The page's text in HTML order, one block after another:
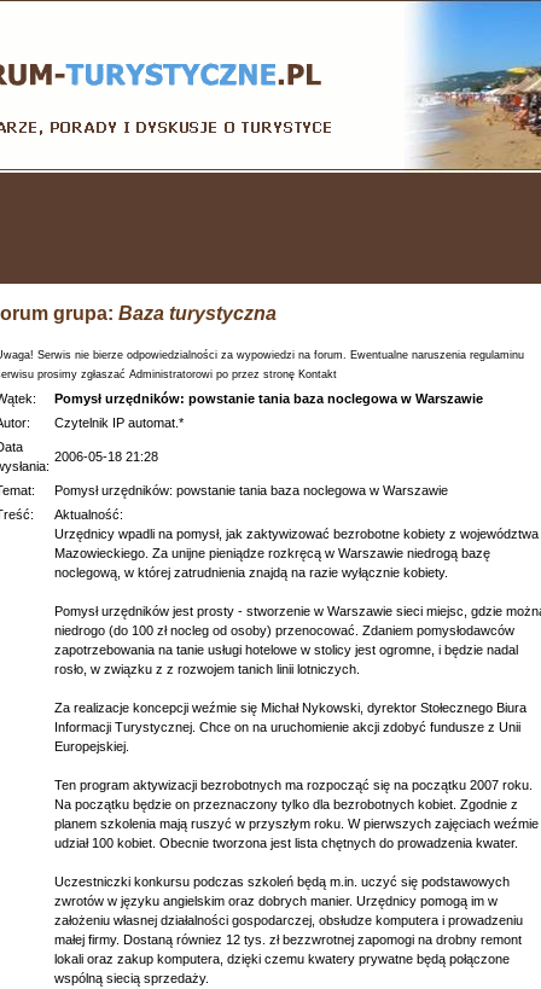
grupa: Baza turystyczna
Serwis nie bierze odpowiedzialności za wypowiedzi na forum. Ewentualne naruszenia regulaminu
prosimy zgłaszać Administratorowi po przez stronę Kontakt
Pomysł urzędników: powstanie tania baza noclegowa w Warszawie
Czytelnik IP automat.*
2006-05-18 21:28
Pomysł urzędników: powstanie tania baza noclegowa w Warszawie
Aktualność:
Urzędnicy wpadli na pomysł, jak zaktywizować bezrobotne kobiety z województwa
Mazowieckiego. Za unijne pieniądze rozkręcą w Warszawie niedrogą bazę
noclegową, w której zatrudnienia znajdą na razie wyłącznie kobiety.
Pomysł urzędników jest prosty - stworzenie w Warszawie sieci miejsc, gdzie
niedrogo (do 100 zł nocleg od osoby) przenocować. Zdaniem pomysłodawców
zapotrzebowania na tanie usługi hotelowe w stolicy jest ogromne, i będzie nadal
rosło, w związku z z rozwojem tanich linii lotniczych.
Za realizacje koncepcji weźmie się Michał Nykowski, dyrektor Stołecznego Biura
Informacji Turystycznej. Chce on na uruchomienie akcji zdobyć fundusze z Unii
Europejskiej.
Ten program aktywizacji bezrobotnych ma rozpocząć się na początku 2007 roku.
Na początku będzie on przeznaczony tylko dla bezrobotnych kobiet. Zgodnie z
planem szkolenia mają ruszyć w przyszłym roku. W pierwszych zajęciach weźmie
udział 100 kobiet. Obecnie tworzona jest lista chętnych do prowadzenia kwater.
Uczestniczki konkursu podczas szkoleń będą m.in. uczyć się podstawowych
zwrotów w języku angielskim oraz dobrych manier. Urzędnicy pomogą im w
założeniu własnej działalności gospodarczej, obsłudze komputera i prowadzeniu
małej firmy. Dostaną równiez 12 tys. zł bezzwrotnej zapomogi na drobny remont
lokali oraz zakup komputera, dzięki czemu kwatery prywatne będą połączone
wspólną siecią sprzedaży.